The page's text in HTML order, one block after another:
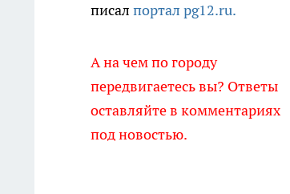
писал портал pg12.ru.
А на чем по городу
передвигаетесь вы? Ответы
оставляйте в комментариях
под новостью.